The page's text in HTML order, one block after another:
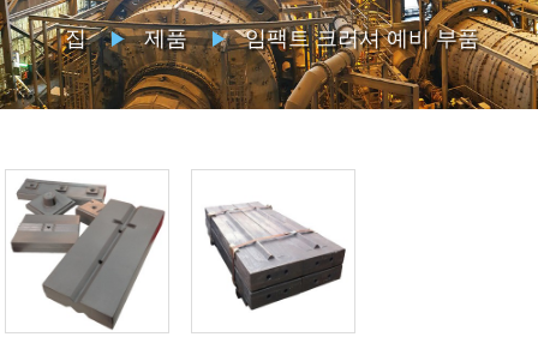
집 제품 임팩트 크러셔 예비 부품